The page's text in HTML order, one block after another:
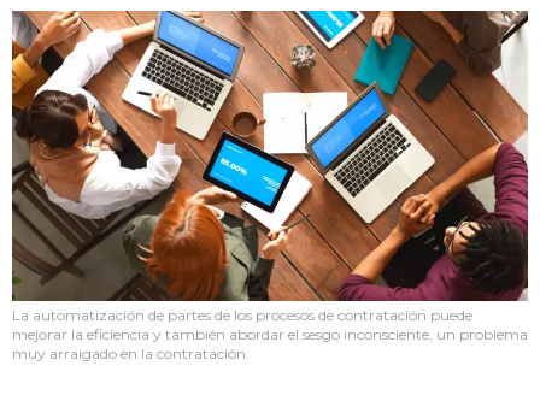
La automatización de partes de los procesos de contratación puede
mejorar la eficiencia y también abordar el sesgo inconsciente, un problema
muy arraigado en la contratación.